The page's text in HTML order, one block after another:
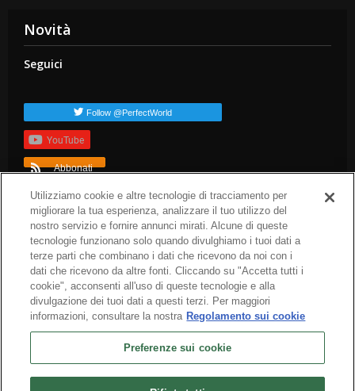
Novità
Seguici
Follow @PerfectWorld
YouTube
Abbonati
TAG popolari
dev-blog arc-news press-release arc-steam
arc-patch-notes
arc-upcoming
Utilizziamo cookie e altre tecnologie di tracciamento per
migliorare la tua esperienza, analizzare il tuo utilizzo del
nostro servizio e fornire annunci mirati. Alcune di queste
tecnologie funzionano solo quando divulghiamo i tuoi dati a
terze parti che combinano i dati che ricevono da noi con i
dati che ricevono da altre fonti. Cliccando su "Accetta tutti i
cookie", acconsenti all'uso di queste tecnologie e alla
divulgazione dei tuoi dati a questi terzi. Per maggiori
informazioni, consultare la nostra Regolamento sui cookie
Preferenze sui cookie